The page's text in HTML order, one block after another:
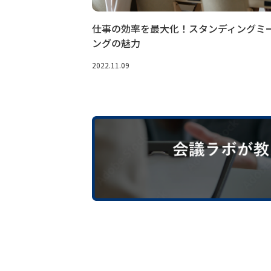
仕事の効率を最大化！スタンディングミ
ングの魅力
2022.11.09